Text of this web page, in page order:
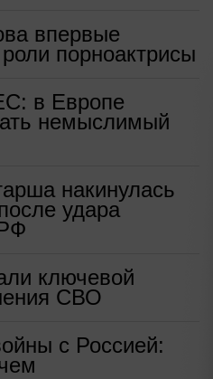
впервые
порноактрисы
в Европе
немыслимый
накинулась
удара
ключевой
СВО
с Россией: